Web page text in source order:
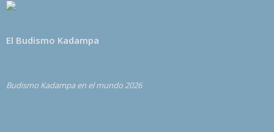
El Budismo Kadampa
Budismo Kadampa en el mundo 2026